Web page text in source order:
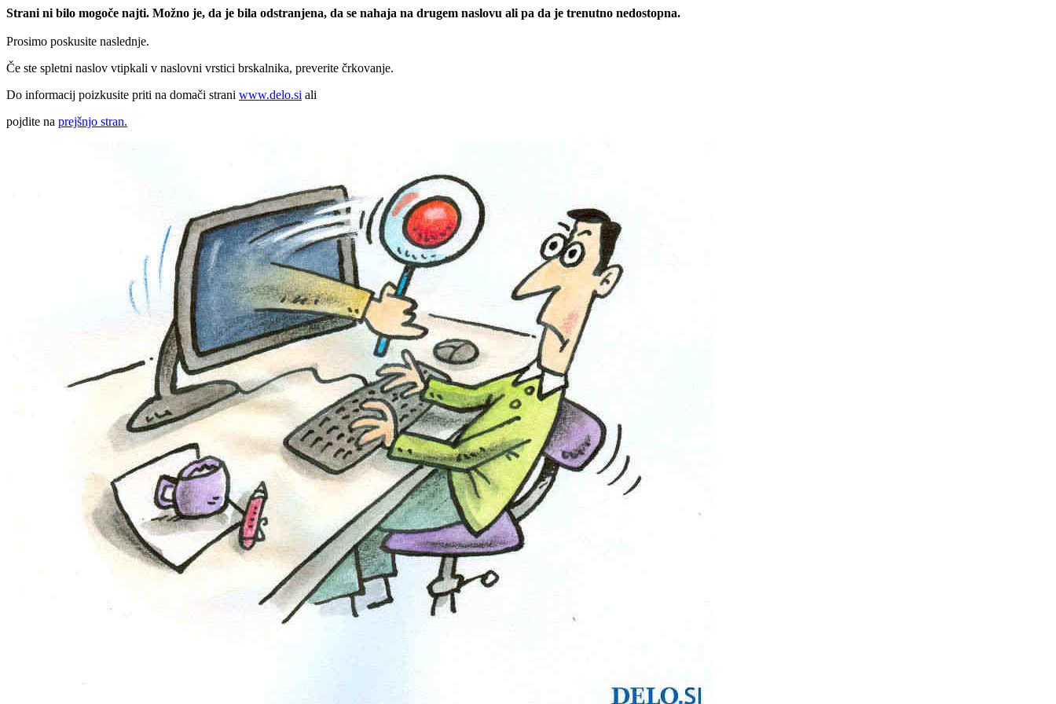
Strani ni bilo mogoče najti. Možno je, da je bila odstranjena, da se nahaja na drugem naslovu ali pa da je trenutno nedostopna.
Prosimo poskusite naslednje.
Če ste spletni naslov vtipkali v naslovni vrstici brskalnika, preverite črkovanje.
Do informacij poizkusite priti na domači strani www.delo.si ali
pojdite na prejšnjo stran.